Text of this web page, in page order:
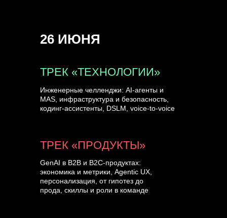
26 ИЮНЯ
ТРЕК «ПРОДУКТЫ»
GenAI в B2B и B2C-продуктах:
экономика и метрики, Agentic UX,
персонализация, от гипотез до
прода, скиллы и роли в команде
Инженерные челленджи: AI-агенты и
MAS, инфраструктура и безопасность,
кодинг-ассистенты, DSLM, voice-to-voice
ТРЕК «ТЕХНОЛОГИИ»